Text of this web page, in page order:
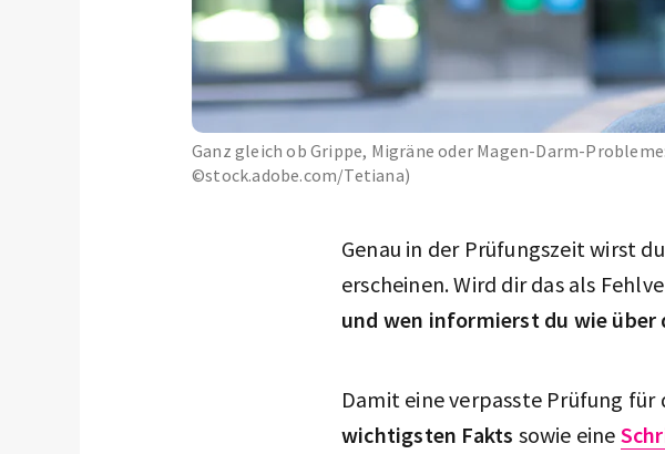
Ganz gleich ob Grippe, Migräne oder Magen-Darm-
©stock.adobe.com/Tetiana)
Genau in der Prüfungszeit wirst
erscheinen. Wird dir das als
und wen informierst du wie über
Damit eine verpasste Prüfung
wichtigsten Fakts sowie eine